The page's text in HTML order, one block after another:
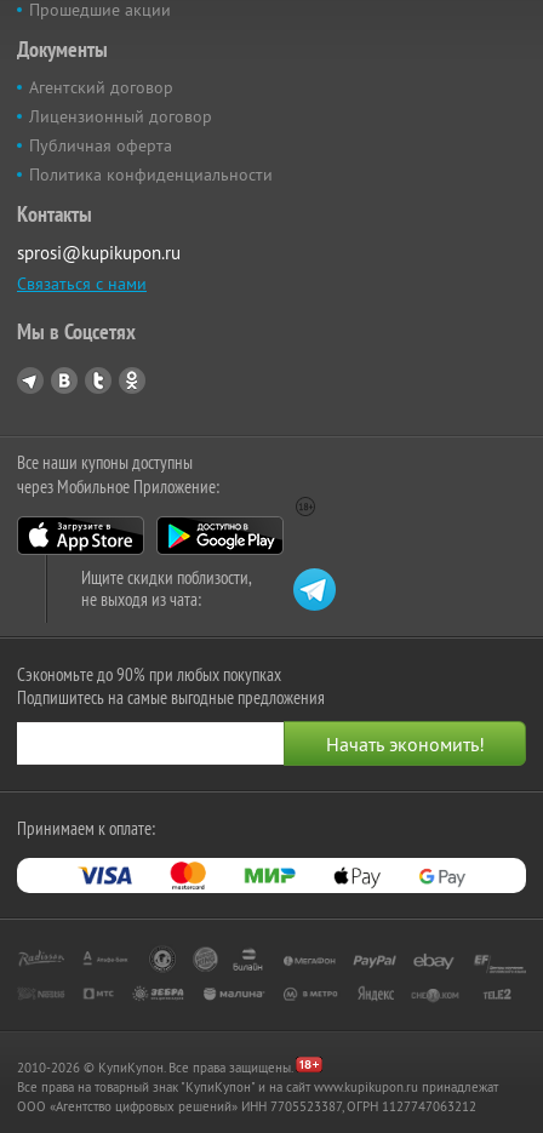
Прошедшие акции
Документы
Агентский договор
Лицензионный договор
Публичная оферта
Политика конфиденциальности
Контакты
sprosi@kupikupon.ru
Связаться с нами
Мы в Соцсетях
Все наши купоны доступны
через Мобильное Приложение:
Ищите скидки поблизости,
не выходя из чата:
Сэкономьте до 90% при любых покупках
Подпишитесь на самые выгодные предложения
Принимаем к оплате:
2010-2026 © КупиКупон. Все права защищены.
Все права на товарный знак "КупиКупон" и на сайт www.kupikupon.ru принадлежат
OOO «Агентство цифровых решений» ИНН 7705523387, ОГРН 1127747063212